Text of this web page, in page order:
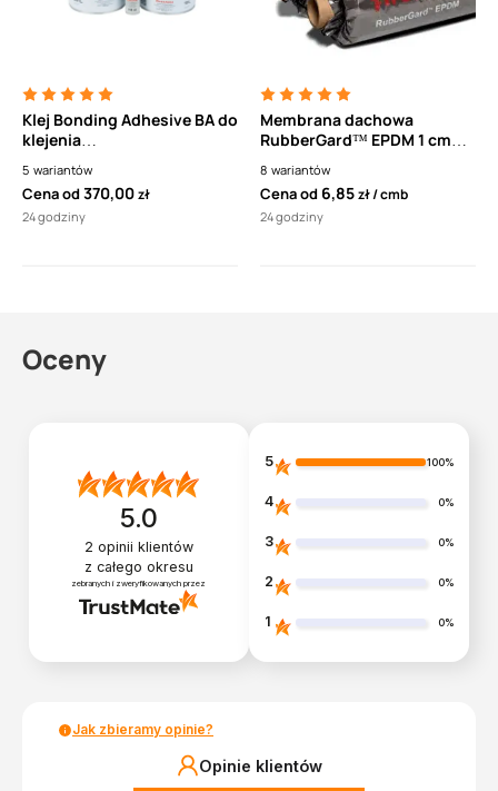
Klej Bonding Adhesive BA do
klejenia
całopowierzchniowego
membrany do podłoża
betonowego
5 wariantów
Cena od370,00zł
24 godziny
Membrana dachowa
RubberGard™ EPDM 1 cmb
Elevate (dawniej Firestone)
8 wariantów
Cena od 6,85zł cmb
24 godziny
Oceny
5.0
2 opinii klientów
z całego okresu
zebranych i zweryfikowanych przez
5 100%
4 0%
3 0%
2 0%
1 0%
Jak zbieramy opinie?
Opinie klientów